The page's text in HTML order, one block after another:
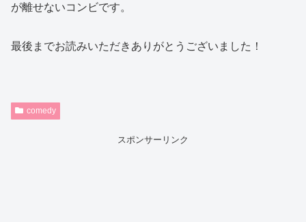
が離せないコンビです。
最後までお読みいただきありがとうございました！
comedy
スポンサーリンク